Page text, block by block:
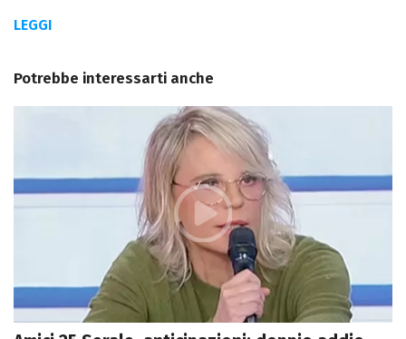
LEGGI
Potrebbe interessarti anche